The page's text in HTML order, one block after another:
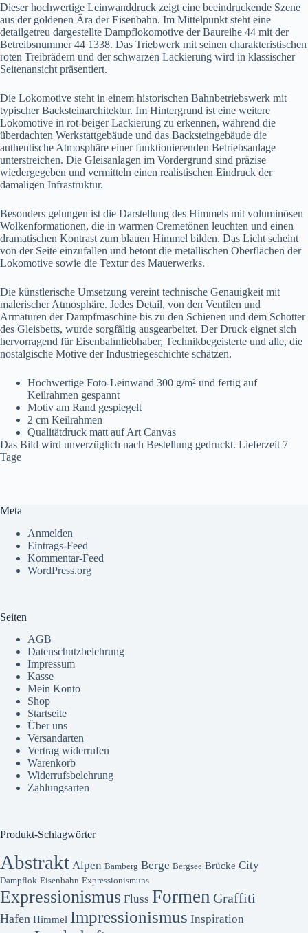
Dieser hochwertige Leinwanddruck zeigt eine beeindruckende Szene
aus der goldenen Ära der Eisenbahn. Im Mittelpunkt steht eine
detailgetreu dargestellte Dampflokomotive der Baureihe 44 mit der
Betreibsnummer 44 1338. Das Triebwerk mit seinen charakteristischen
roten Treibrädern und der schwarzen Lackierung wird in klassischer
Seitenansicht präsentiert.
Die Lokomotive steht in einem historischen Bahnbetriebswerk mit
typischer Backsteinarchitektur. Im Hintergrund ist eine weitere
Lokomotive in rot-beiger Lackierung zu erkennen, während die
überdachten Werkstattgebäude und das Backsteingebäude die
authentische Atmosphäre einer funktionierenden Betriebsanlage
unterstreichen. Die Gleisanlagen im Vordergrund sind präzise
wiedergegeben und vermitteln einen realistischen Eindruck der
damaligen Infrastruktur.
Besonders gelungen ist die Darstellung des Himmels mit voluminösen
Wolkenformationen, die in warmen Cremetönen leuchten und einen
dramatischen Kontrast zum blauen Himmel bilden. Das Licht scheint
von der Seite einzufallen und betont die metallischen Oberflächen der
Lokomotive sowie die Textur des Mauerwerks.
Die künstlerische Umsetzung vereint technische Genauigkeit mit
malerischer Atmosphäre. Jedes Detail, von den Ventilen und
Armaturen der Dampfmaschine bis zu den Schienen und dem Schotter
des Gleisbetts, wurde sorgfältig ausgearbeitet. Der Druck eignet sich
hervorragend für Eisenbahnliebhaber, Technikbegeisterte und alle, die
nostalgische Motive der Industriegeschichte schätzen.
Hochwertige Foto-Leinwand 300 g/m² und fertig auf
Keilrahmen gespannt
Motiv am Rand gespiegelt
2 cm Keilrahmen
Qualitätdruck matt auf Art Canvas
Das Bild wird unverzüglich nach Bestellung gedruckt. Lieferzeit 7
Tage
Meta
Anmelden
Eintrags-Feed
Kommentar-Feed
WordPress.org
Seiten
AGB
Datenschutzbelehrung
Impressum
Kasse
Mein Konto
Shop
Startseite
Über uns
Versandarten
Vertrag widerrufen
Warenkorb
Widerrufsbelehrung
Zahlungsarten
Produkt-Schlagwörter
Abstrakt Alpen Bamberg Berge Bergsee Brücke City
Dampflok Eisenbahn Expressionismuns
Expressionismus Fluss Formen Graffiti
Hafen Himmel Impressionismus Inspiration